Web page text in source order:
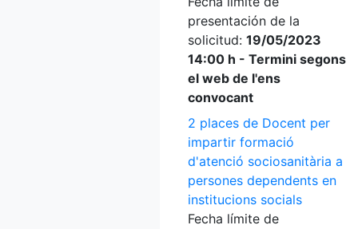
presentación de la
solicitud: 19/05/2023
14:00 h - Termini segons
el web de l'ens
convocant
2 places de Docent per
impartir formació
d'atenció sociosanitària a
persones dependents en
institucions socials
Fecha límite de